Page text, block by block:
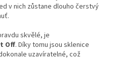
v nich zůstane dlouho čerstvý
skvělé, je
Off. Díky tomu jsou sklenice
uzavíratelné, což